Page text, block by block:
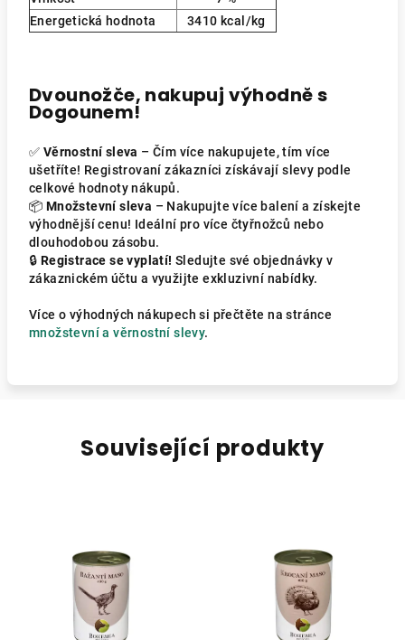
Energetická hodnota
3410 kcal/kg
Dvounožče, nakupuj výhodně s
Dogounem!
✅ Věrnostní sleva – Čím více nakupujete, tím více
ušetříte! Registrovaní zákazníci získávají slevy podle
celkové hodnoty nákupů.
📦 Množstevní sleva – Nakupujte více balení a získejte
výhodnější cenu! Ideální pro více čtyřnožců nebo
dlouhodobou zásobu.
🔒 Registrace se vyplatí! Sledujte své objednávky v
zákaznickém účtu a využijte exkluzivní nabídky.
Více o výhodných nákupech si přečtěte na stránce
množstevní a věrnostní slevy.
Související produkty